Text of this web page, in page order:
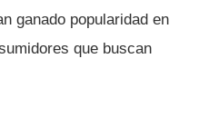
ganado popularidad en
que buscan